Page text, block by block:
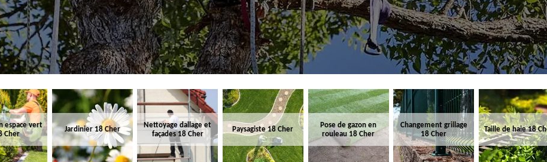
espace vert
Cher
Jardinier 18 Cher
Nettoyage dallage et
façades 18 Cher
Paysagiste 18 Cher
Pose de gazon en
rouleau 18 Cher
Changement grillage
18 Cher
Taille de haie 18